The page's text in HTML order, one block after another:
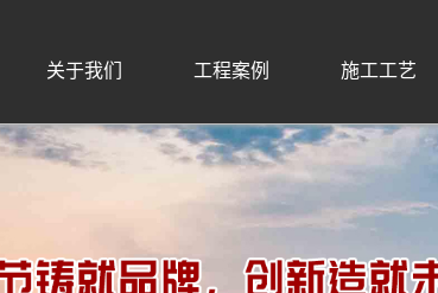
关于我们 工程案例 施工工艺